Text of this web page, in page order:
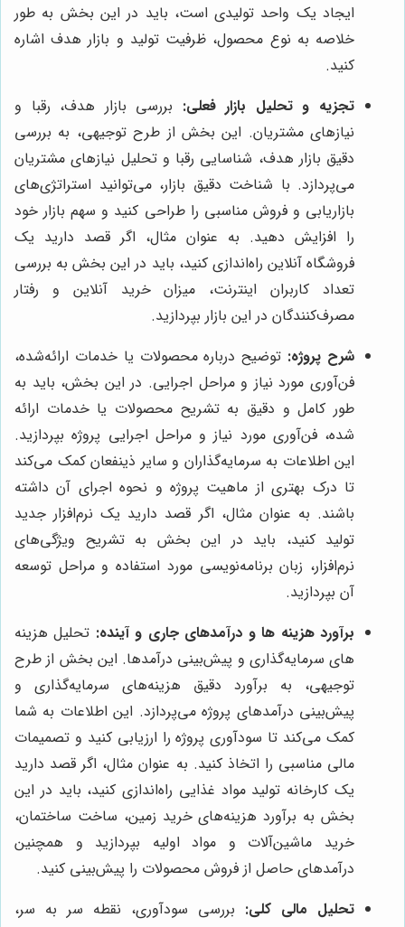
ایجاد یک واحد تولیدی است، باید در این بخش به طور
خلاصه به نوع محصول، ظرفیت تولید و بازار هدف اشاره
کنید.
تجزیه و تحلیل بازار فعلی: بررسی بازار هدف، رقبا و
نیازهای مشتریان. این بخش از طرح توجیهی، به بررسی
دقیق بازار هدف، شناسایی رقبا و تحلیل نیازهای مشتریان
می‌پردازد. با شناخت دقیق بازار، می‌توانید استراتژی‌های
بازاریابی و فروش مناسبی را طراحی کنید و سهم بازار خود
را افزایش دهید. به عنوان مثال، اگر قصد دارید یک
فروشگاه آنلاین راه‌اندازی کنید، باید در این بخش به بررسی
تعداد کاربران اینترنت، میزان خرید آنلاین و رفتار
مصرف‌کنندگان در این بازار بپردازید.
شرح پروژه: توضیح درباره محصولات یا خدمات ارائه‌شده،
فن‌آوری مورد نیاز و مراحل اجرایی. در این بخش، باید به
طور کامل و دقیق به تشریح محصولات یا خدمات ارائه
شده، فن‌آوری مورد نیاز و مراحل اجرایی پروژه بپردازید.
این اطلاعات به سرمایه‌گذاران و سایر ذینفعان کمک می‌کند
تا درک بهتری از ماهیت پروژه و نحوه اجرای آن داشته
باشند. به عنوان مثال، اگر قصد دارید یک نرم‌افزار جدید
تولید کنید، باید در این بخش به تشریح ویژگی‌های
نرم‌افزار، زبان برنامه‌نویسی مورد استفاده و مراحل توسعه
آن بپردازید.
برآورد هزینه ها و درآمدهای جاری و آینده: تحلیل هزینه
های سرمایه‌گذاری و پیش‌بینی درآمدها. این بخش از طرح
توجیهی، به برآورد دقیق هزینه‌های سرمایه‌گذاری و
پیش‌بینی درآمدهای پروژه می‌پردازد. این اطلاعات به شما
کمک می‌کند تا سودآوری پروژه را ارزیابی کنید و تصمیمات
مالی مناسبی را اتخاذ کنید. به عنوان مثال، اگر قصد دارید
یک کارخانه تولید مواد غذایی راه‌اندازی کنید، باید در این
بخش به برآورد هزینه‌های خرید زمین، ساخت ساختمان،
خرید ماشین‌آلات و مواد اولیه بپردازید و همچنین
درآمدهای حاصل از فروش محصولات را پیش‌بینی کنید.
تحلیل مالی کلی: بررسی سودآوری، نقطه سر به سر،